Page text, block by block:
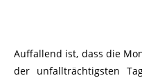
Auffallend ist, dass die
der unfallträchtigsten